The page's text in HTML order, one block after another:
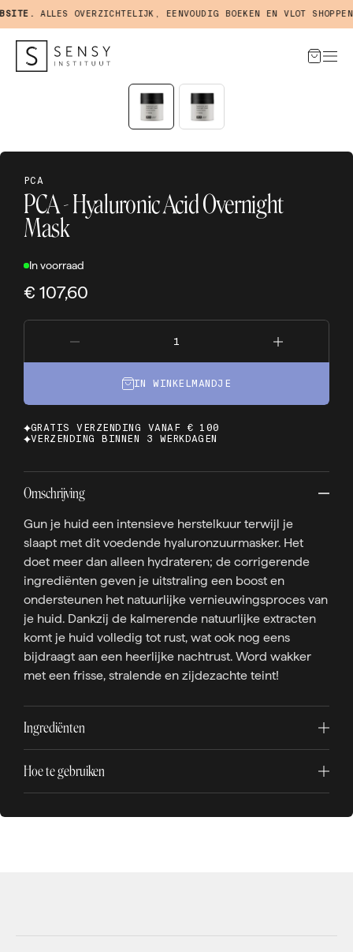
ALLES OVERZICHTELIJK, EENVOUDIG BOEKEN EN VLOT SHOPPEN
PCA
PCA - Hyaluronic Acid Overnight
Mask
In voorraad
€ 107,60
IN WINKELMANDJE
GRATIS VERZENDING VANAF € 100
VERZENDING BINNEN 3 WERKDAGEN
Omschrijving
Gun je huid een intensieve herstelkuur terwijl je
slaapt met dit voedende hyaluronzuurmasker. Het
doet meer dan alleen hydrateren; de corrigerende
ingrediënten geven je uitstraling een boost en
ondersteunen het natuurlijke vernieuwingsproces van
je huid. Dankzij de kalmerende natuurlijke extracten
komt je huid volledig tot rust, wat ook nog eens
bijdraagt aan een heerlijke nachtrust. Word wakker
met een frisse, stralende en zijdezachte teint!
Ingrediënten
Hoe te gebruiken